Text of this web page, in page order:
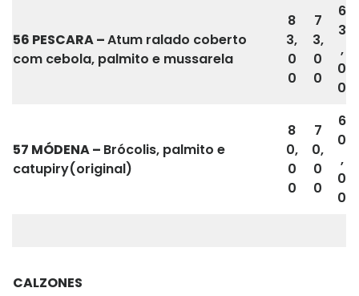
56 PESCARA –Atum ralado coberto
com cebola, palmito e mussarela
8
3,
0
0
7
3,
0
0
6
3
,
0
0
57 MÓDENA– Brócolis, palmito e
catupiry(original)
8
0,
0
0
7
0,
0
0
6
0
,
0
0
CALZONES